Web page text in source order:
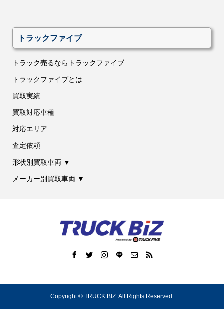
トラックファイブ
トラック売るならトラックファイブ
トラックファイブとは
買取実績
買取対応車種
対応エリア
査定依頼
形状別買取車両 ▼
メーカー別買取車両 ▼
Copyright ©TRUCK BIZ. All Rights Reserved.